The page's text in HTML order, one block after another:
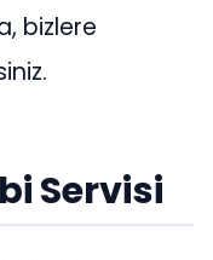
bizlere
Servisi